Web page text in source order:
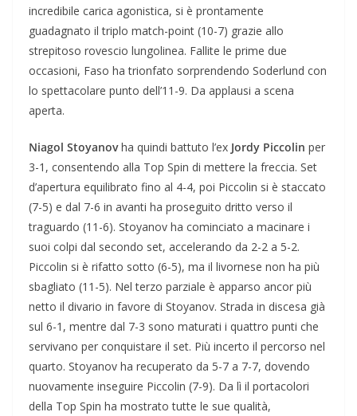
incredibile carica agonistica, si è prontamente
guadagnato il triplo match-point (10-7) grazie allo
strepitoso rovescio lungolinea. Fallite le prime due
occasioni, Faso ha trionfato sorprendendo Soderlund con
lo spettacolare punto dell’11-9. Da applausi a scena
aperta.
Niagol Stoyanovha quindi battuto l’ex Jordy Piccolin per
3-1, consentendo alla Top Spin di mettere la freccia. Set
d’apertura equilibrato fino al 4-4, poi Piccolin si è staccato
(7-5) e dal 7-6 in avanti ha proseguito dritto verso il
traguardo (11-6). Stoyanov ha cominciato a macinare i
suoi colpi dal secondo set, accelerando da 2-2 a 5-2.
Piccolin si è rifatto sotto (6-5), ma il livornese non ha più
sbagliato (11-5). Nel terzo parziale è apparso ancor più
netto il divario in favore di Stoyanov. Strada in discesa già
sul 6-1, mentre dal 7-3 sono maturati i quattro punti che
servivano per conquistare il set. Più incerto il percorso nel
quarto. Stoyanov ha recuperato da 5-7 a 7-7, dovendo
nuovamente inseguire Piccolin (7-9). Da lì il portacolori
della Top Spin ha mostrato tutte le sue qualità,